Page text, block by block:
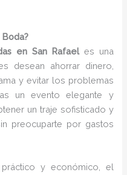
en San Rafaeles una
desean ahorrar dinero,
y evitar los problemas
un evento elegante y
un traje sofisticado y
preocuparte por gastos
y económico, el